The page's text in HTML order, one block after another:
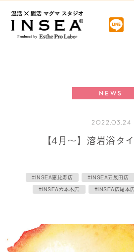
NEWS
2022.03.24
【4月～】溶岩浴タ
#INSEA恵比寿店 #INSEA五反田店
#INSEA六本木店
#INSEA広尾本